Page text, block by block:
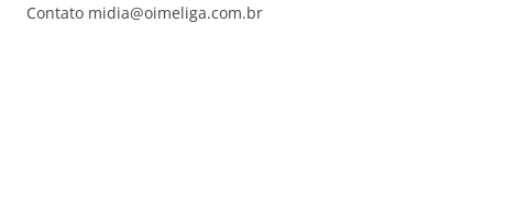
Contato midia@oimeliga.com.br